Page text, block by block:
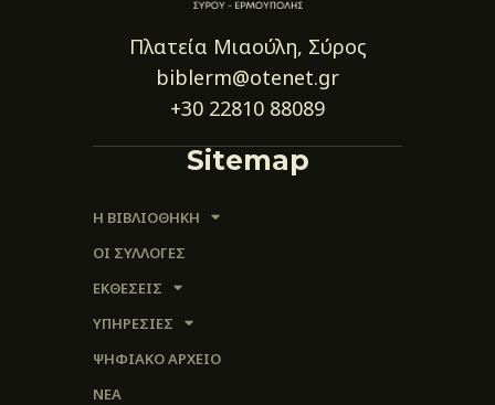
Πλατεία Μιαούλη, Σύρος
biblerm@otenet.gr
+30 22810 88089
Sitemap
Η ΒΙΒΛΙΟΘΗΚΗ
ΟΙ ΣΥΛΛΟΓΈΣ
ΕΚΘΕΣΕΙΣ
ΥΠΗΡΕΣΙΕΣ
ΨΗΦΙΑΚΌ ΑΡΧΕΊΟ
ΝΕΑ